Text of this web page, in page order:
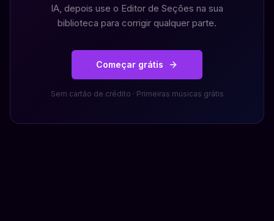
IA, depois use o Editor de Seções na sua
biblioteca para corrigir qualquer parte.
Começar grátis
Sem cartão de crédito · Primeiras músicas grátis